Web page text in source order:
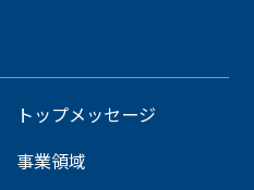
トップメッセージ
事業領域